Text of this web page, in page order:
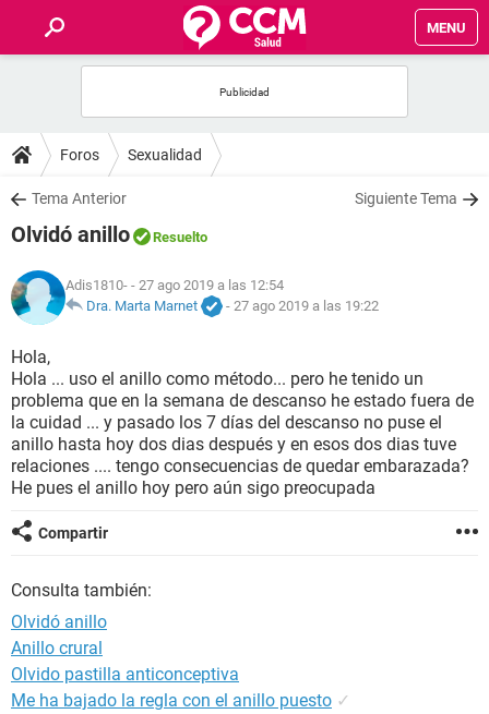
MENU
FOROS
SALUD
NUTRICIÓN
BIENESTAR
SEXUALIDAD
GLOSARIO
Foros Sexualidad
Tema Anterior Siguiente Tema
Olvidó anillo Resuelto
Adis1810- - 27 ago 2019 a las 12:54
Dra. Marta Marnet
- 27 ago 2019 a las 19:22
Hola,
Hola ... uso el anillo como método... pero he tenido un
problema que en la semana de descanso he estado fuera de
la cuidad ... y pasado los 7 días del descanso no puse el
anillo hasta hoy dos dias después y en esos dos dias tuve
relaciones .... tengo consecuencias de quedar embarazada?
He pues el anillo hoy pero aún sigo preocupada
Compartir
Consulta también:
Olvidó anillo
Anillo crural
Olvido pastilla anticonceptiva
Me ha bajado la regla con el anillo puesto ✓